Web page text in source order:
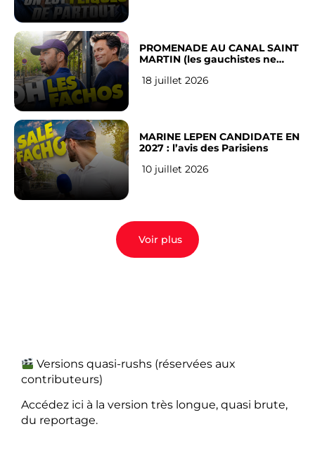
PROMENADE AU CANAL SAINT
MARTIN (les gauchistes ne
18 juillet 2026
MARINE LEPEN CANDIDATE EN
2027 : l’avis des Parisiens
10 juillet 2026
Voir plus
Versions quasi-rushs (réservées aux
contributeurs)
Accédez ici à la version très longue, quasi brute,
du reportage.